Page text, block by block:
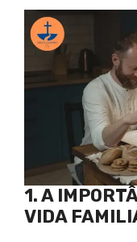
1. A
VIDA